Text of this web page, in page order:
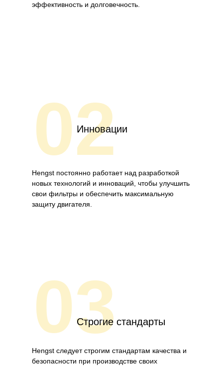
эффективность и долговечность.
02
Инновации
Hengst постоянно работает над разработкой
новых технологий и инноваций, чтобы улучшить
свои фильтры и обеспечить максимальную
защиту двигателя.
03Строгие стандарты
Hengst следует строгим стандартам качества и
безопасности при производстве своих